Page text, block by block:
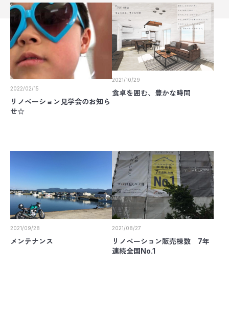
2022/02/15
リノベーション見学会のお知ら
せ☆
2021/10/29
食卓を囲む、豊かな時間
2021/09/28
メンテナンス
2021/08/27
リノベーション販売棟数 7年
連続全国No.1